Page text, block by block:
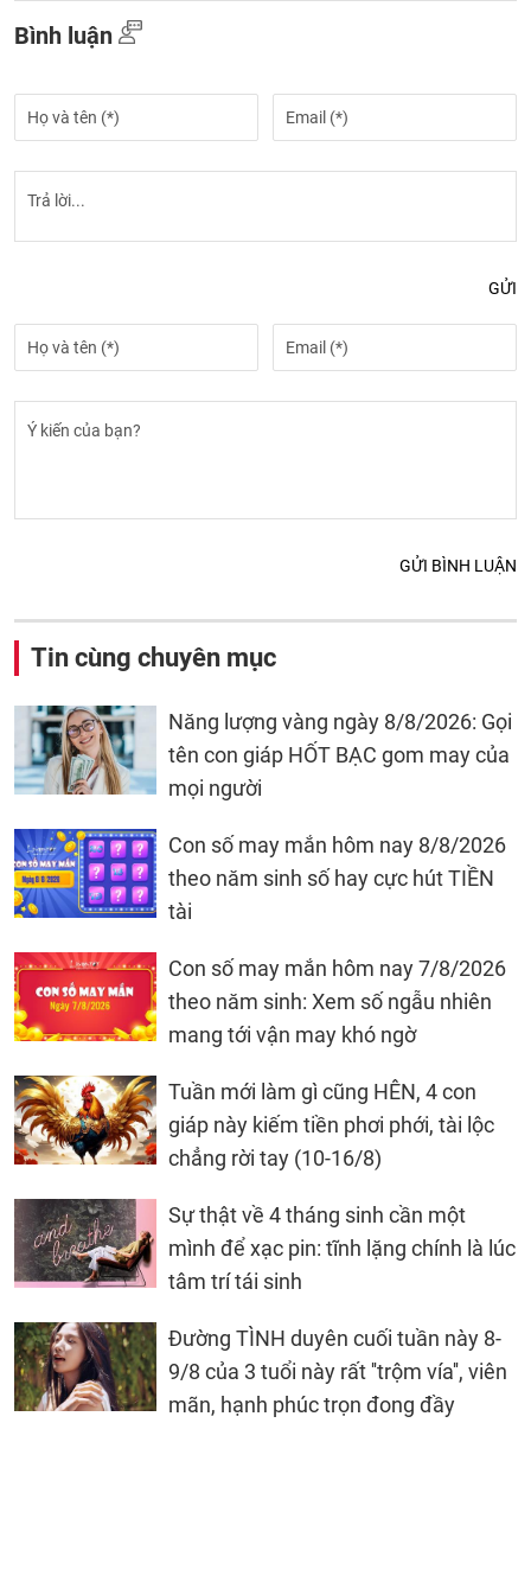
Bình luận
GỬI
GỬI BÌNH LUẬN
Tin cùng chuyên mục
Năng lượng vàng ngày 8/8/2026: Gọi
tên con giáp HỐT BẠC gom may của
mọi người
Con số may mắn hôm nay 8/8/2026
theo năm sinh số hay cực hút TIỀN
tài
Con số may mắn hôm nay 7/8/2026
theo năm sinh: Xem số ngẫu nhiên
mang tới vận may khó ngờ
Tuần mới làm gì cũng HÊN, 4 con
giáp này kiếm tiền phơi phới, tài lộc
chẳng rời tay (10-16/8)
Sự thật về 4 tháng sinh cần một
mình để xạc pin: tĩnh lặng chính là lúc
tâm trí tái sinh
Đường TÌNH duyên cuối tuần này 8-
9/8 của 3 tuổi này rất ''trộm vía'', viên
mãn, hạnh phúc trọn đong đầy